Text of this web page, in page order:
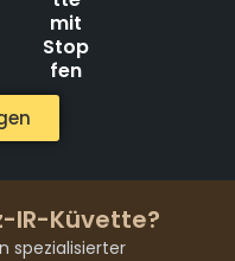
mit
Stop
fen
IR-Küvette?
spezialisierter